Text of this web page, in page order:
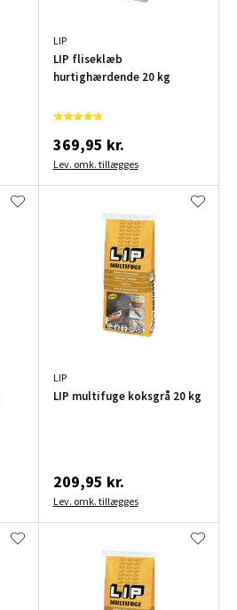
LIP
LIP fliseklæb
hurtighærdende 20 kg
369,95 kr.
Lev. omk. tillægges
LIP
LIP multifuge koksgrå 20 kg
209,95 kr.
Lev. omk. tillægges